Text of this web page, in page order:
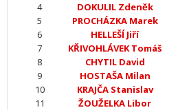
4
DOKULIL Zdeněk
5
PROCHÁZKA Marek
6
HELLEŠÍ Jiří
7
KŘIVOHLÁVEK Tomáš
8
CHYTIL David
9
HOSTAŠA Milan
10
KRAJČA Stanislav
11
ŽOUŽELKA Libor